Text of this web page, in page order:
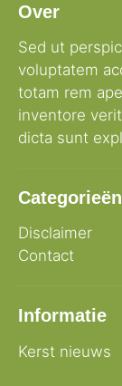
Over
Sed ut
voluptatem
totam rem
inventore
dicta sunt
Categorieën
Disclaimer
Contact
Informatie
Kerst nieuws